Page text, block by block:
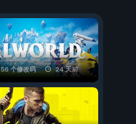
56 个修改码 24 天前